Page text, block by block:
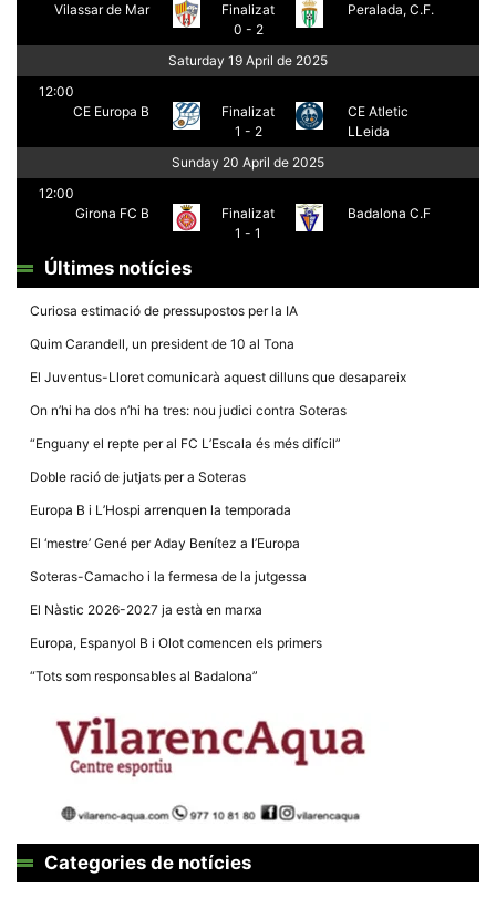
Vilassar de Mar
Finalizat
0 - 2
Peralada, C.F.
Saturday 19 April de 2025
12:00
CE Europa B
Finalizat
1 - 2
CE Atletic
LLeida
Sunday 20 April de 2025
12:00
Girona FC B
Finalizat
1 - 1
Badalona C.F
Últimes notícies
Curiosa estimació de pressupostos per la IA
Quim Carandell, un president de 10 al Tona
El Juventus-Lloret comunicarà aquest dilluns que desapareix
On n’hi ha dos n’hi ha tres: nou judici contra Soteras
“Enguany el repte per al FC L’Escala és més difícil”
Doble ració de jutjats per a Soteras
Europa B i L’Hospi arrenquen la temporada
El ‘mestre’ Gené per Aday Benítez a l’Europa
Soteras-Camacho i la fermesa de la jutgessa
El Nàstic 2026-2027 ja està en marxa
Europa, Espanyol B i Olot comencen els primers
“Tots som responsables al Badalona”
Categories de notícies
Experiència
d'usuari
Alguns
components
nostre lloc web
emmagatzemen
dades en el seu
dispositiu que
permeten que el
lloc funcioni tan
possible. Si
rebutja
desapareixeran
Màrqueting
En compartir
els teus
interessos i
nostre lloc
incrementes
de mirar
ofertes i
contingut